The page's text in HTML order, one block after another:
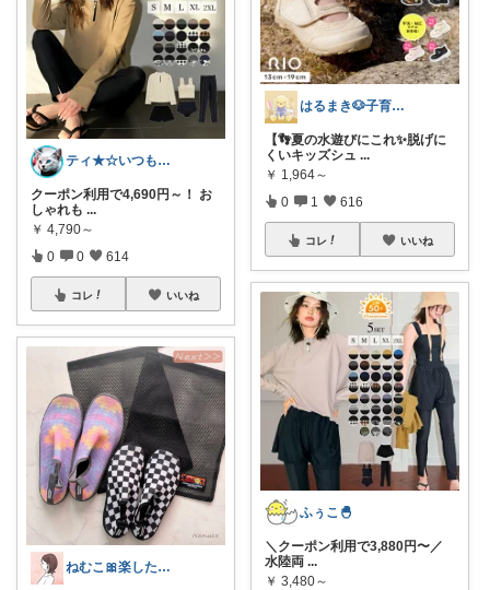
ティ★☆いつもありがとうございます♪☆★
クーポン利用で4,690円～！ お
しゃれも ...
￥ 4,790～
0 0 614
コレ いいね
ねむこ🎀楽したいママの購入品ほぼオリ写
はるまき🐶子育て中
【👣夏の水遊びにこれ✨脱げに
くいキッズシュ ...
￥ 1,964～
0 1 616
コレ いいね
ふぅこ🐣
＼クーポン利用で3,880円〜／
水陸両 ...
￥ 3,480～